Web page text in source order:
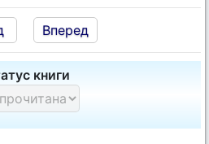
Вперед
книги